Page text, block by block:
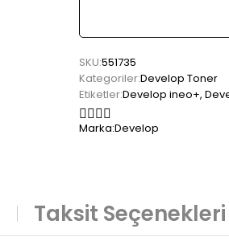
SKU:551735
Kategoriler:Develop Toner
Etiketler:Develop ineo+,
Marka:Develop
Taksit Seçenekleri